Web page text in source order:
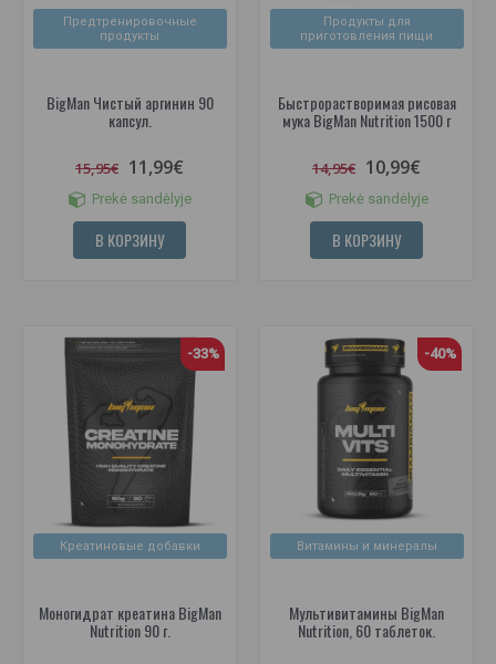
Предтренировочные
продукты
BigMan Чистый аргинин 90
капсул.
15,95€ 11,99€
Prekė sandėlyje
В КОРЗИНУ
Продукты для
приготовления пищи
Быстрорастворимая рисовая
мука BigMan Nutrition 1500 г
14,95€ 10,99€
Prekė sandėlyje
В КОРЗИНУ
Креатиновые добавки
-33%
Моногидрат креатина BigMan
Nutrition 90 г.
Витамины и минералы
-40%
Мультивитамины BigMan
Nutrition, 60 таблеток.